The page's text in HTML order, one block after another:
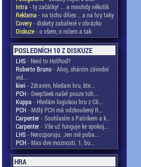
Intra - ty začátky! ... a mnohdy několik
Reklama - na ticho dňies .. a na hry taky
Covery- diskety zabalené v obrázku
Diskuze- o všem, o ničem a tak
POSLEDNÍCH 10 Z DISKUZE
LHS- Není to HotRod?
Roberto Bruno- Ahoj, sháním závodní
vid...
kiwi - Zdravim, hledam hru, kte...
PCH- DeepSeek našel pouze toh...
Kuppa - Hledám logickou hru z C6...
PCH- Mdlý PCH má odzkoušený R...
Carpenter- Souhlasím s Patrikem a k...
Carpenter- Vše už funguje ke spokoj...
LHS- Nerozporuju. Jen mě poba...
PCH- Mas dve moznosti. 1. bu...
HRA